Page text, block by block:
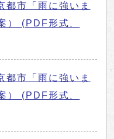
市「雨に強いま
） (PDF形式、
市「雨に強いま
） (PDF形式、